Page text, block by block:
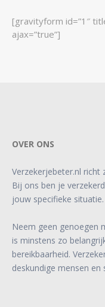
[gravityform id=”1″
ajax=”true”]
OVER ONS
Verzekerjebeter.nl richt
Bij ons ben je
jouw specifieke situatie.
Neem geen genoegen
is minstens zo
bereikbaarheid.
deskundige mensen en